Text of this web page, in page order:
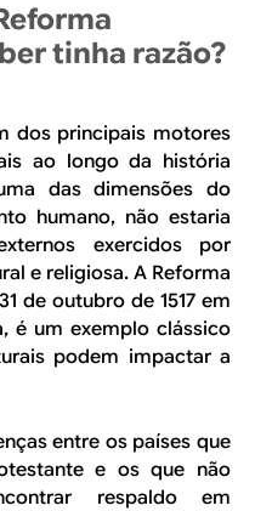
tinha razão?
dos principais motores
ao longo da história
das dimensões do
humano, não estaria
exercidos por
e religiosa. A Reforma
de outubro de 1517 em
é um exemplo clássico
podem impactar a
entre os países que
e os que não
respaldo em